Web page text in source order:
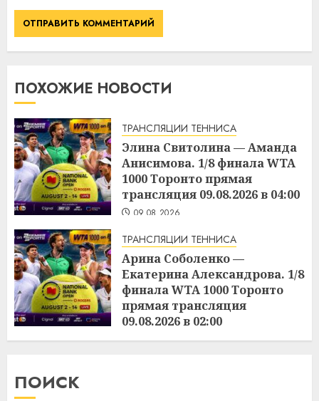
ПОХОЖИЕ НОВОСТИ
ТРАНСЛЯЦИИ ТЕННИСА
Элина Свитолина — Аманда
Анисимова. 1/8 финала WTA
1000 Торонто прямая
трансляция 09.08.2026 в 04:00
09.08.2026
ТРАНСЛЯЦИИ ТЕННИСА
Арина Соболенко —
Екатерина Александрова. 1/8
финала WTA 1000 Торонто
прямая трансляция
09.08.2026 в 02:00
09.08.2026
ПОИСК